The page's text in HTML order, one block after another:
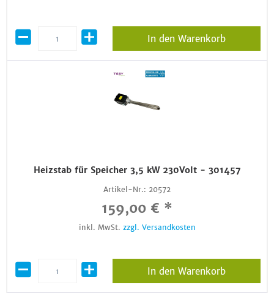
In den Warenkorb
Heizstab für Speicher 3,5 kW 230Volt - 301457
Artikel-Nr.: 20572
159,00 € *
inkl. MwSt. zzgl. Versandkosten
In den Warenkorb